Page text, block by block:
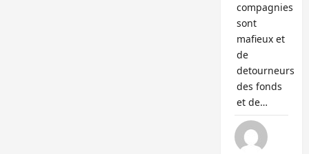
compagnies
sont
mafieux et
de
detourneurs
des fonds
et de…